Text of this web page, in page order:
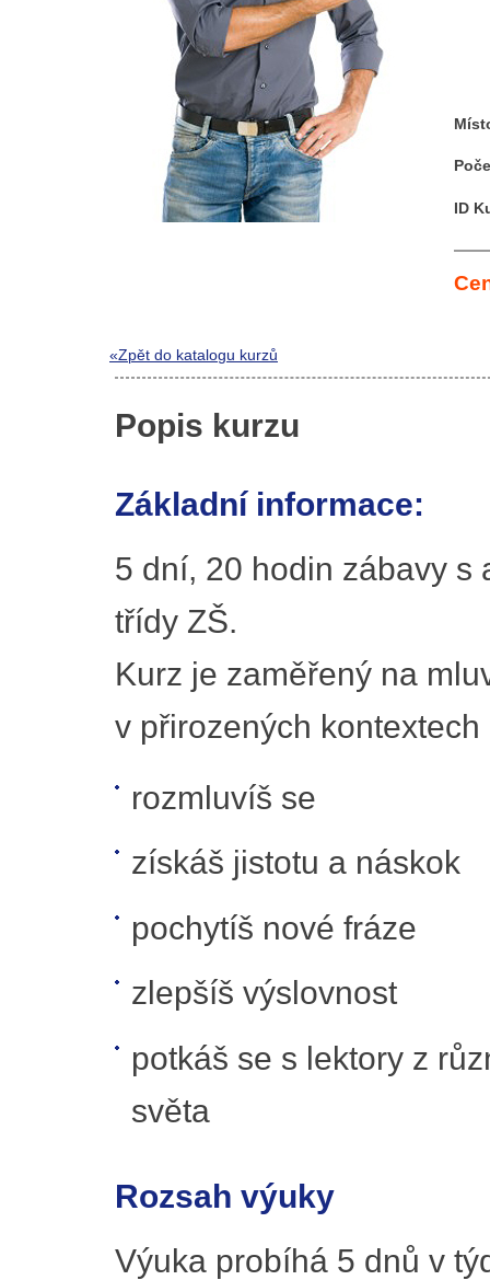
ID
«Zpět do katalogu kurzů
Popis kurzu
Základní informace:
5 dní, 20 hodin zábavy s
třídy ZŠ.
Kurz je zaměřený na
v přirozených
rozmluvíš se
získáš jistotu a náskok
pochytíš nové fráze
zlepšíš výslovnost
potkáš se s lektory z
světa
Rozsah výuky
Výuka probíhá 5 dnů v